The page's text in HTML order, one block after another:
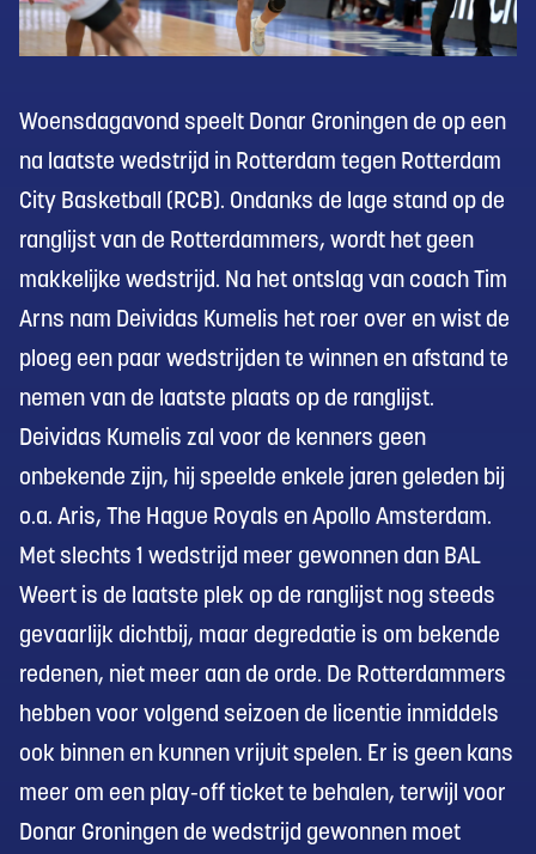
Woensdagavond speelt Donar Groningen de op een
na laatste wedstrijd in Rotterdam tegen Rotterdam
City Basketball (RCB). Ondanks de lage stand op de
ranglijst van de Rotterdammers, wordt het geen
makkelijke wedstrijd. Na het ontslag van coach Tim
Arns nam Deividas Kumelis het roer over en wist de
ploeg een paar wedstrijden te winnen en afstand te
nemen van de laatste plaats op de ranglijst.
Deividas Kumelis zal voor de kenners geen
onbekende zijn, hij speelde enkele jaren geleden bij
o.a. Aris, The Hague Royals en Apollo Amsterdam.
Met slechts 1 wedstrijd meer gewonnen dan BAL
Weert is de laatste plek op de ranglijst nog steeds
gevaarlijk dichtbij, maar degredatie is om bekende
redenen, niet meer aan de orde. De Rotterdammers
hebben voor volgend seizoen de licentie inmiddels
ook binnen en kunnen vrijuit spelen. Er is geen kans
meer om een play-off ticket te behalen, terwijl voor
Donar Groningen de wedstrijd gewonnen moet